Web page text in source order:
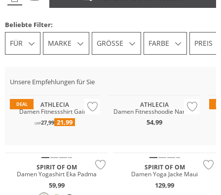
Beliebte Filter:
FÜR MARKE GRÖSSE FARBE PREIS
Unsere Empfehlungen für Sie
DEAL
Preis & Wert
ATHLECIA
Damen Fitnessshirt Gaina
UVP27,99 21,99
ATHLECIA
Damen Fitnesshoodie Namier
54,99
SPIRIT OF OM
Damen Yogashirt Eka Padma
59,99
SPIRIT OF OM
Damen Yoga Jacke Maui
129,99